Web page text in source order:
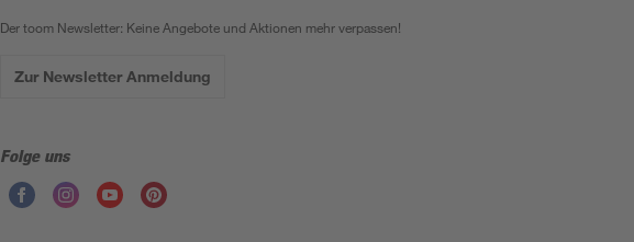
Der toom Newsletter: Keine Angebote und Aktionen mehr verpassen!
Zur Newsletter Anmeldung
Folge uns